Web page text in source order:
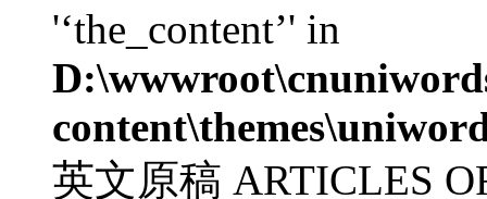
'‘the_content’' in
英文原稿 ARTICLES